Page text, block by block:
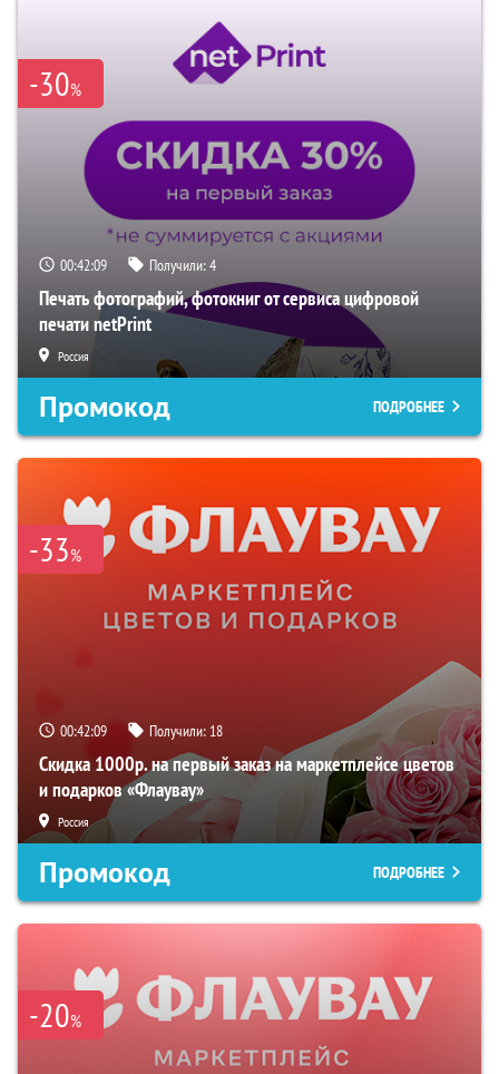
-30%
00:42:07 Получили:4
Печать фотографий, фотокниг от сервиса цифровой
печати netPrint
Россия
Промокод ПОДРОБНЕЕ
-33%
00:42:07 Получили: 18
Скидка 1000р. на первый заказ на маркетплейсе цветов
и подарков «Флаувау»
Россия
Промокод ПОДРОБНЕЕ
-20%